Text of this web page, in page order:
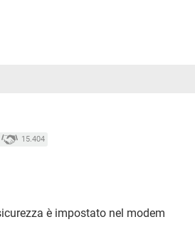
15.404
è impostato nel modem